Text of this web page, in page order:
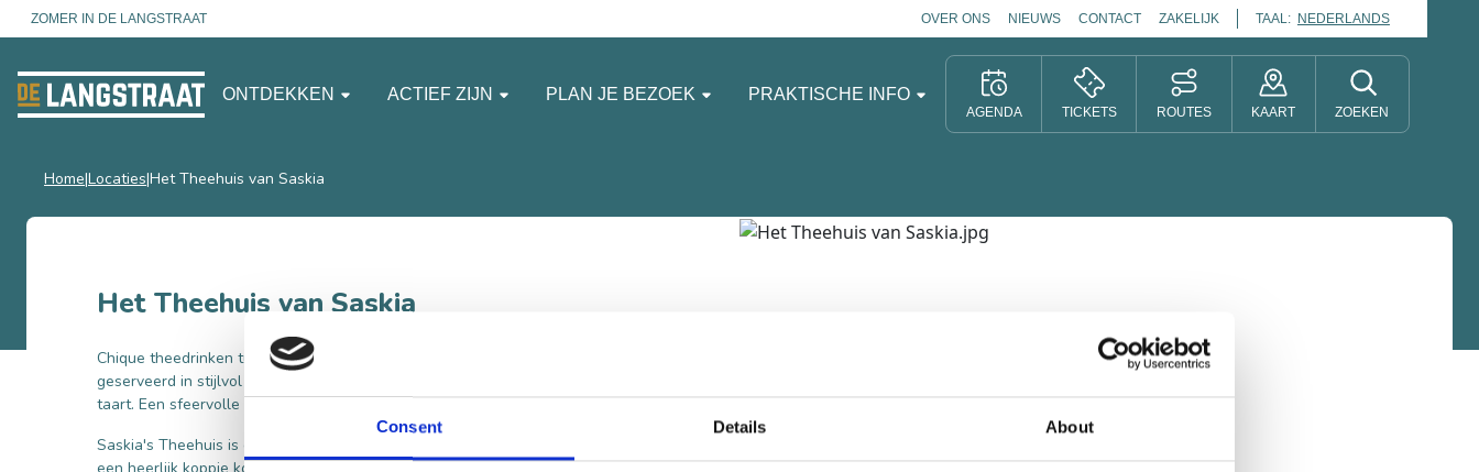
Consent Details About
ZOMER IN DE LANGSTRAAT OVER ONS NIEUWS CONTACT ZAKELIJK TAAL: NEDERLANDS
ONTDEKKEN ACTIEF ZIJN PLAN JE BEZOEK PRAKTISCHE INFO
AGENDA TICKETS ROUTES KAART ZOEKEN
Home Locaties Het Theehuis van Saskia
Het Theehuis van Saskia
Chique theedrinken tussen de geuren van verse kruiden uit de kruidentuin,
geserveerd in stijlvol servies uit grootmoeders tijd, met een stuk huisgemaakte
taart. Een sfeervolle en authentieke beleving!
Saskia's Theehuis is elke vrijdag geopend van 10:00 - 17:00 uur. Kom langs voor